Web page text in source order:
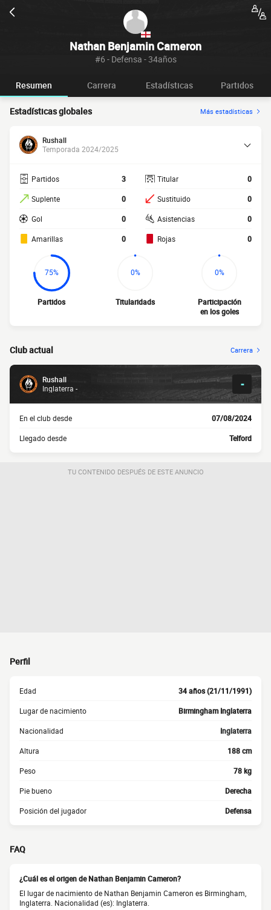
Nathan Benjamin Cameron
#6 - Defensa - 34años
Resumen Carrera Estadísticas Partidos
Estadísticas globales Más estadísticas
Rushall
Temporada 2024/2025
Partidos 3
Suplente 0
Gol 0
Amarillas 0
Titular 0
Sustituido 0
Asistencias 0
Rojas 0
75%
Partidos
0%
Titularidads
0%
Participación
en los goles
Club actual Carrera
Rushall
Inglaterra -
-
En el club desde 07/08/2024
Llegado desde Telford
TU CONTENIDO DESPUÉS DE ESTE ANUNCIO
Perfil
Edad 34 años (21/11/1991)
Lugar de nacimiento Birmingham Inglaterra
Nacionalidad Inglaterra
Altura 188 cm
Peso 78 kg
Pie bueno Derecha
Posición del jugador Defensa
FAQ
¿Cuál es el origen de Nathan Benjamin Cameron?
El lugar de nacimiento de Nathan Benjamin Cameron es Birmingham,
Inglaterra. Nacionalidad (es): Inglaterra.